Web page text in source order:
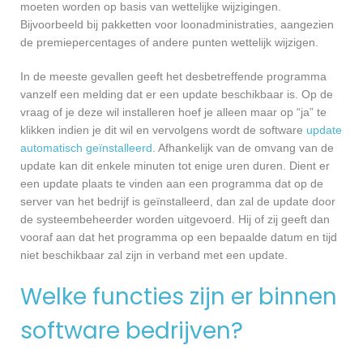
moeten worden op basis van wettelijke wijzigingen.
Bijvoorbeeld bij pakketten voor loonadministraties, aangezien
de premiepercentages of andere punten wettelijk wijzigen.
In de meeste gevallen geeft het desbetreffende programma
vanzelf een melding dat er een update beschikbaar is. Op de
vraag of je deze wil installeren hoef je alleen maar op “ja” te
klikken indien je dit wil en vervolgens wordt de software update
automatisch geïnstalleerd . Afhankelijk van de omvang van de
update kan dit enkele minuten tot enige uren duren. Dient er
een update plaats te vinden aan een programma dat op de
server van het bedrijf is geïnstalleerd, dan zal de update door
de systeembeheerder worden uitgevoerd. Hij of zij geeft dan
vooraf aan dat het programma op een bepaalde datum en tijd
niet beschikbaar zal zijn in verband met een update.
Welke functies zijn er binnen
software bedrijven?